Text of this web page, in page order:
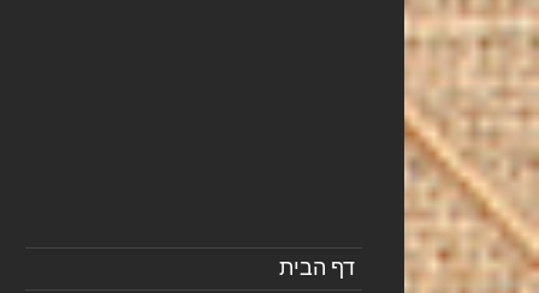
דף הבית